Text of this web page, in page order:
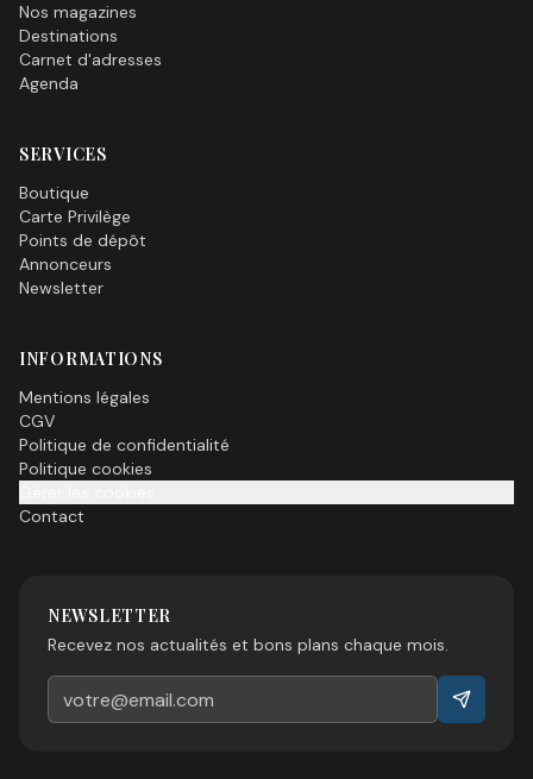
Nos magazines
Destinations
Carnet d'adresses
Agenda
SERVICES
Boutique
Carte Privilège
Points de dépôt
Annonceurs
Newsletter
INFORMATIONS
Mentions légales
CGV
Politique de confidentialité
Politique cookies
Contact
NEWSLETTER
Recevez nos actualités et bons plans chaque mois.